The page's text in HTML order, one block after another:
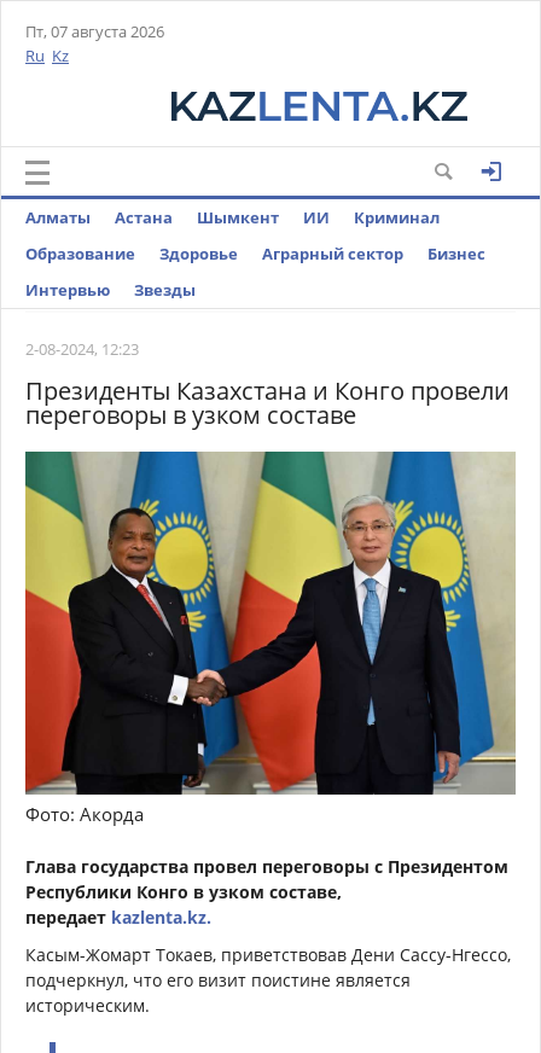
Пт, 07 августа 2026
Ru Kz
Алматы Астана Шымкент ИИ
Криминал
Образование
Здоровье Аграрный сектор
Бизнес
Интервью
Звезды
2-08-2024, 12:23
Президенты Казахстана и Конго провели
переговоры в узком составе
Фото: Акорда
Глава государства провел переговоры с Президентом
Республики Конго в узком составе,
передает kazlenta.kz.
Касым-Жомарт Токаев, приветствовав Дени Сассу-Нгессо,
подчеркнул, что его визит поистине является
историческим.